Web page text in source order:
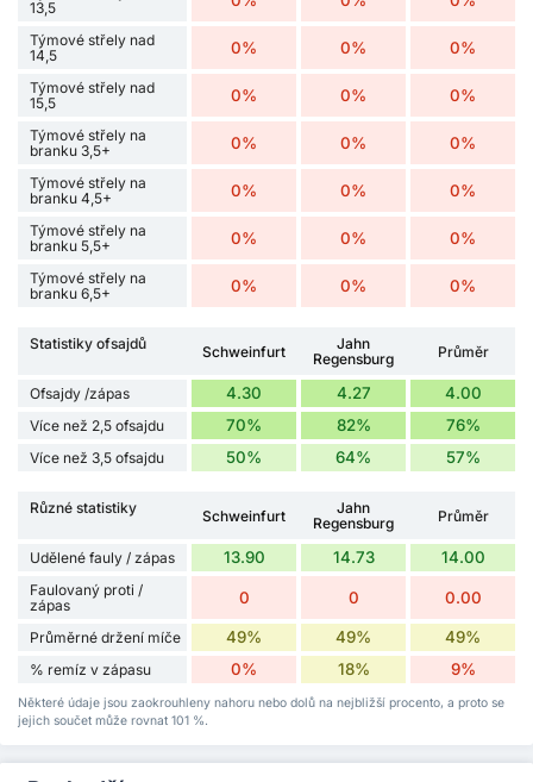
13,5
Týmové střely nad
14,5
0% 0% 0%
Týmové střely nad
15,5
0% 0% 0%
Týmové střely na
branku 3,5+
0% 0% 0%
Týmové střely na
branku 4,5+
0% 0% 0%
Týmové střely na
branku 5,5+
0% 0% 0%
Týmové střely na
branku 6,5+
0% 0% 0%
Statistiky ofsajdů Schweinfurt
Jahn
Regensburg
Průměr
Ofsajdy /zápas 4.30 4.27 4.00
Více než 2,5 ofsajdu 70% 82% 76%
Více než 3,5 ofsajdu 50% 64% 57%
Různé statistiky Schweinfurt
Jahn
Regensburg
Průměr
Udělené fauly / zápas 13.90 14.73 14.00
Faulovaný proti /
zápas
0 0 0.00
Průměrné držení míče 49% 49% 49%
% remíz v zápasu 0% 18% 9%
Některé údaje jsou zaokrouhleny nahoru nebo dolů na nejbližší procento, a proto se
jejich součet může rovnat 101 %.